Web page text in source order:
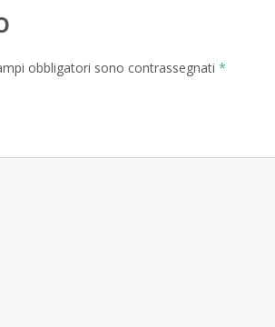
obbligatori sono contrassegnati *